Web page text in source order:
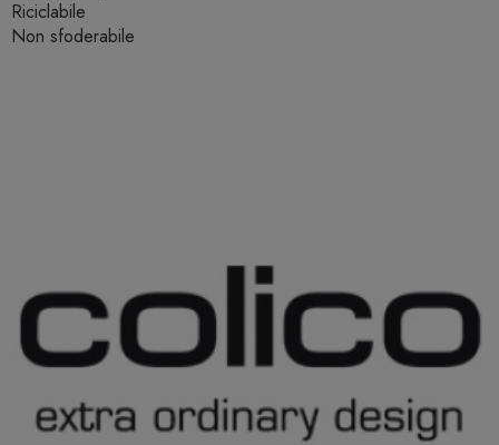
Riciclabile
Non sfoderabile